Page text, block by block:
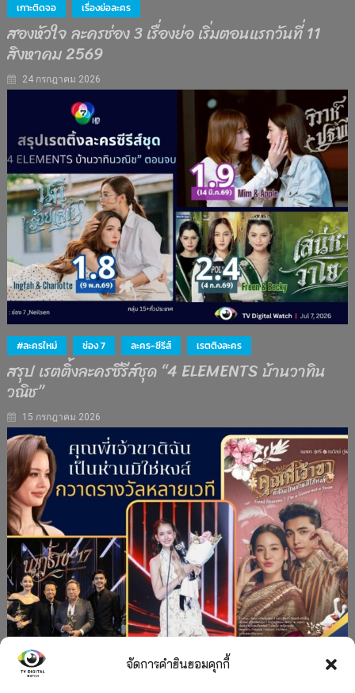
จัดการคำยินยอมคุกกี้
เกาะติดจอ
เรื่องย่อละคร
สองหัวใจ ละครช่อง 3 เรื่องย่อ เริ่มตอนแรกวันที่ 11
สิงหาคม 2569
24 กรกฎาคม 2026
#ละครใหม่ ช่อง 7 ละคร-ซีรีส์ เรตติงละคร
สรุป เรตติ้งละครซีรีส์ชุด “4 ELEMENTS บ้านวาทิน
วณิช”
15 กรกฎาคม 2026